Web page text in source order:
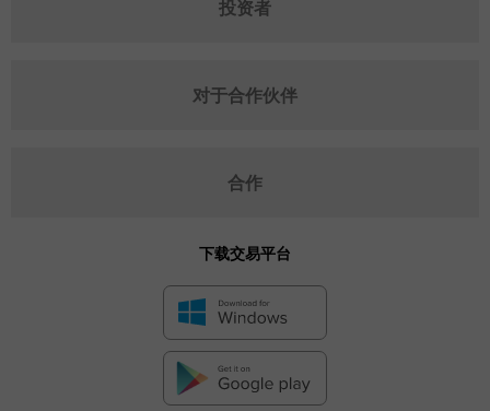
投资者
对于合作伙伴
合作
下载交易平台